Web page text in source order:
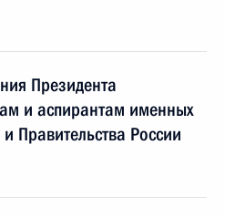
Президента
и аспирантам именных
Правительства России